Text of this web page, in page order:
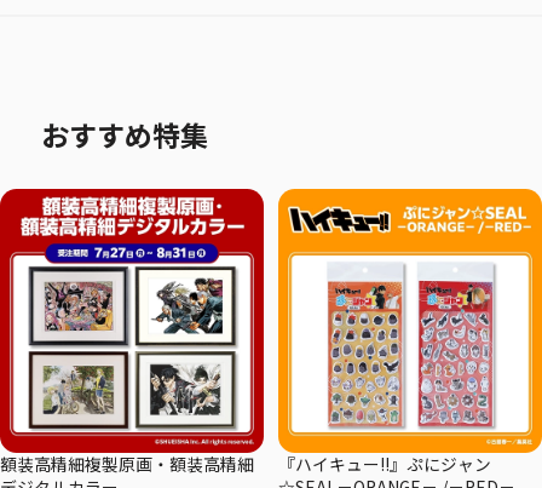
おすすめ特集
額装高精細複製原画・額装高精細
『ハイキュー!!』ぷにジャン